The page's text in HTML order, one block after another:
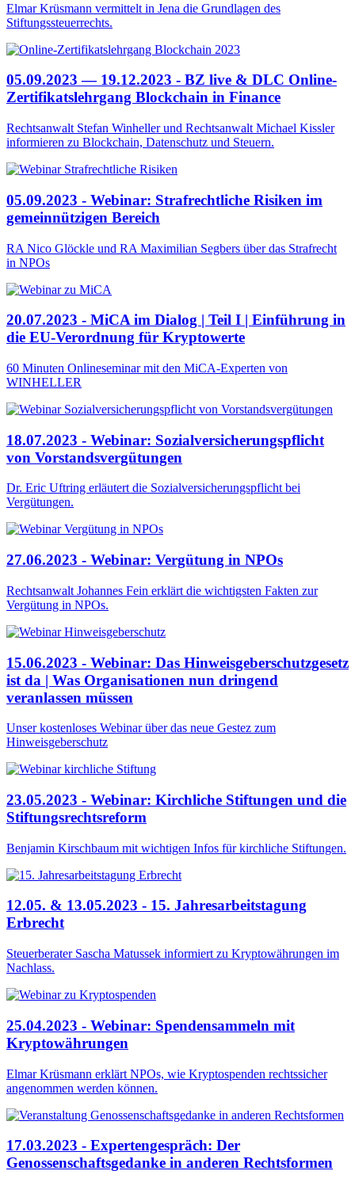
Elmar Krüsmann vermittelt in Jena die Grundlagen des
Stiftungssteuerrechts.
05.09.2023 — 19.12.2023 - BZ live & DLC Online-
Zertifikatslehrgang Blockchain in Finance
Rechtsanwalt Stefan Winheller und Rechtsanwalt Michael Kissler
informieren zu Blockchain, Datenschutz und Steuern.
05.09.2023 - Webinar: Strafrechtliche Risiken im
gemeinnützigen Bereich
RA Nico Glöckle und RA Maximilian Segbers über das Strafrecht
in NPOs
20.07.2023 - MiCA im Dialog | Teil I | Einführung in
die EU-Verordnung für Kryptowerte
60 Minuten Onlineseminar mit den MiCA-Experten von
WINHELLER
18.07.2023 - Webinar: Sozialversicherungspflicht
von Vorstandsvergütungen
Dr. Eric Uftring erläutert die Sozialversicherungspflicht bei
Vergütungen.
27.06.2023 - Webinar: Vergütung in NPOs
Rechtsanwalt Johannes Fein erklärt die wichtigsten Fakten zur
Vergütung in NPOs.
15.06.2023 - Webinar: Das Hinweisgeberschutzgesetz
ist da | Was Organisationen nun dringend
veranlassen müssen
Unser kostenloses Webinar über das neue Gestez zum
Hinweisgeberschutz
23.05.2023 - Webinar: Kirchliche Stiftungen und die
Stiftungsrechtsreform
Benjamin Kirschbaum mit wichtigen Infos für kirchliche Stiftungen.
12.05. & 13.05.2023 - 15. Jahresarbeitstagung
Erbrecht
Steuerberater Sascha Matussek informiert zu Kryptowährungen im
Nachlass.
25.04.2023 - Webinar: Spendensammeln mit
Kryptowährungen
Elmar Krüsmann erklärt NPOs, wie Kryptospenden rechtssicher
angenommen werden können.
17.03.2023 - Expertengespräch: Der
Genossenschaftsgedanke in anderen Rechtsformen